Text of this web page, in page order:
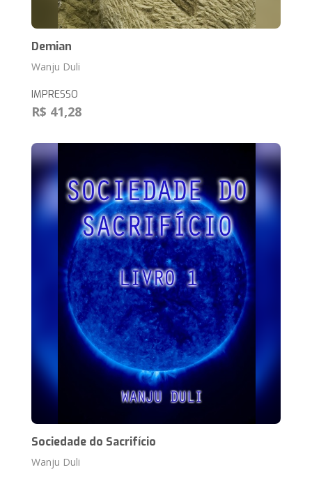
Demian
Wanju Duli
IMPRESSO
R$ 41,28
Sociedade do Sacrifício
Wanju Duli